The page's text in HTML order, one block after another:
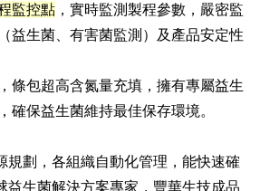
監控點 ，實時監測製程參數，嚴密監
益生菌、有害菌監測）及產品安定性
，條包超高含氮量充填，擁有專屬益生
確保益生菌維持最佳保存環境。
規劃，各組織自動化管理，能快速確
益生菌解決方案專家，豐華生技成品